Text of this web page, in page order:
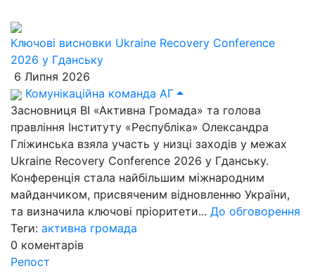
Ключові висновки Ukraine Recovery Conference
2026 у Гданську
6 Липня 2026
Комунікаційна команда АГ
Засновниця ВІ «Активна Громада» та голова
правління Інституту «Республіка» Олександра
Гліжинська взяла участь у низці заходів у межах
Ukraine Recovery Conference 2026 у Гданську.
Конференція стала найбільшим міжнародним
майданчиком, присвяченим відновленню України,
та визначила ключові пріоритети... До обговорення
Теги: активна громада
0 коментарів
Репост